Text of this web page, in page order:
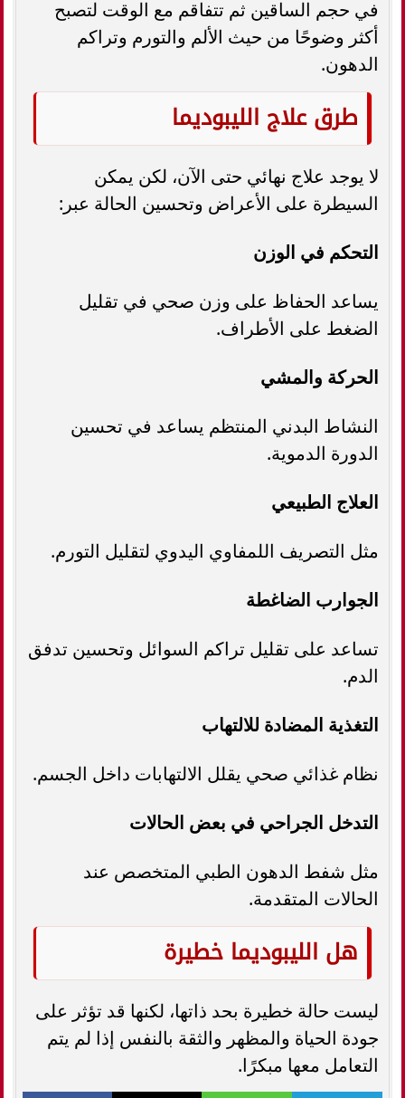
في حجم الساقين ثم تتفاقم مع الوقت لتصبح
أكثر وضوحًا من حيث الألم والتورم وتراكم
الدهون.
طرق علاج الليبوديما
لا يوجد علاج نهائي حتى الآن، لكن يمكن
السيطرة على الأعراض وتحسين الحالة عبر:
التحكم في الوزن
يساعد الحفاظ على وزن صحي في تقليل
الضغط على الأطراف.
الحركة والمشي
النشاط البدني المنتظم يساعد في تحسين
الدورة الدموية.
العلاج الطبيعي
مثل التصريف اللمفاوي اليدوي لتقليل التورم.
الجوارب الضاغطة
تساعد على تقليل تراكم السوائل وتحسين تدفق
الدم.
التغذية المضادة للالتهاب
نظام غذائي صحي يقلل الالتهابات داخل الجسم.
التدخل الجراحي في بعض الحالات
مثل شفط الدهون الطبي المتخصص عند
الحالات المتقدمة.
هل الليبوديما خطيرة
ليست حالة خطيرة بحد ذاتها، لكنها قد تؤثر على
جودة الحياة والمظهر والثقة بالنفس إذا لم يتم
التعامل معها مبكرًا.